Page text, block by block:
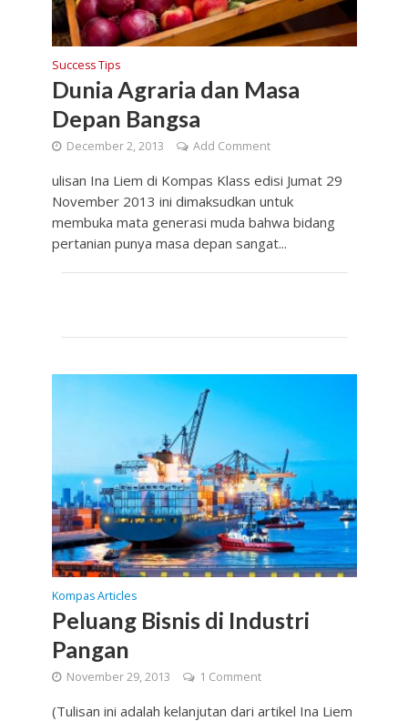
Success Tips
Dunia Agraria dan Masa
Depan Bangsa
December 2, 2013 Add Comment
ulisan Ina Liem di Kompas Klass edisi Jumat 29
November 2013 ini dimaksudkan untuk
membuka mata generasi muda bahwa bidang
pertanian punya masa depan sangat...
Kompas Articles
Peluang Bisnis di Industri
Pangan
November 29, 2013 1 Comment
(Tulisan ini adalah kelanjutan dari artikel Ina Liem